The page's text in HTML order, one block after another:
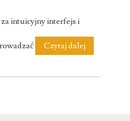
intuicyjny interfejs i
Czytaj dalejSimplyMobile